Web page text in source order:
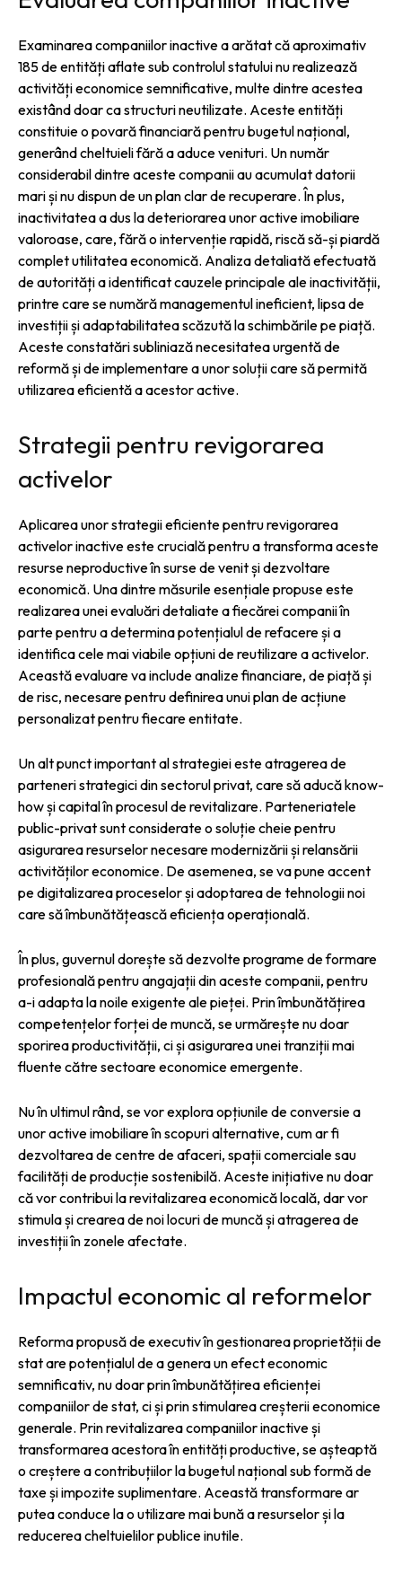
Examinarea companiilor inactive a arătat că aproximativ
185 de entități aflate sub controlul statului nu realizează
activități economice semnificative, multe dintre acestea
existând doar ca structuri neutilizate. Aceste entități
constituie o povară financiară pentru bugetul național,
generând cheltuieli fără a aduce venituri. Un număr
considerabil dintre aceste companii au acumulat datorii
mari și nu dispun de un plan clar de recuperare. În plus,
inactivitatea a dus la deteriorarea unor active imobiliare
valoroase, care, fără o intervenție rapidă, riscă să-și piardă
complet utilitatea economică. Analiza detaliată efectuată
de autorități a identificat cauzele principale ale inactivității,
printre care se numără managementul ineficient, lipsa de
investiții și adaptabilitatea scăzută la schimbările pe piață.
Aceste constatări subliniază necesitatea urgentă de
reformă și de implementare a unor soluții care să permită
utilizarea eficientă a acestor active.
Strategii pentru revigorarea
activelor
Aplicarea unor strategii eficiente pentru revigorarea
activelor inactive este crucială pentru a transforma aceste
resurse neproductive în surse de venit și dezvoltare
economică. Una dintre măsurile esențiale propuse este
realizarea unei evaluări detaliate a fiecărei companii în
parte pentru a determina potențialul de refacere și a
identifica cele mai viabile opțiuni de reutilizare a activelor.
Această evaluare va include analize financiare, de piață și
de risc, necesare pentru definirea unui plan de acțiune
personalizat pentru fiecare entitate.
Un alt punct important al strategiei este atragerea de
parteneri strategici din sectorul privat, care să aducă know-
how și capital în procesul de revitalizare. Parteneriatele
public-privat sunt considerate o soluție cheie pentru
asigurarea resurselor necesare modernizării și relansării
activităților economice. De asemenea, se va pune accent
pe digitalizarea proceselor și adoptarea de tehnologii noi
care să îmbunătățească eficiența operațională.
În plus, guvernul dorește să dezvolte programe de formare
profesională pentru angajații din aceste companii, pentru
a-i adapta la noile exigente ale pieței. Prin îmbunătățirea
competențelor forței de muncă, se urmărește nu doar
sporirea productivității, ci și asigurarea unei tranziții mai
fluente către sectoare economice emergente.
Nu în ultimul rând, se vor explora opțiunile de conversie a
unor active imobiliare în scopuri alternative, cum ar fi
dezvoltarea de centre de afaceri, spații comerciale sau
facilități de producție sostenibilă. Aceste inițiative nu doar
că vor contribui la revitalizarea economică locală, dar vor
stimula și crearea de noi locuri de muncă și atragerea de
investiții în zonele afectate.
Impactul economic al reformelor
Reforma propusă de executiv în gestionarea proprietății de
stat are potențialul de a genera un efect economic
semnificativ, nu doar prin îmbunătățirea eficienței
companiilor de stat, ci și prin stimularea creșterii economice
generale. Prin revitalizarea companiilor inactive și
transformarea acestora în entități productive, se așteaptă
o creștere a contribuțiilor la bugetul național sub formă de
taxe și impozite suplimentare. Această transformare ar
putea conduce la o utilizare mai bună a resurselor și la
reducerea cheltuielilor publice inutile.